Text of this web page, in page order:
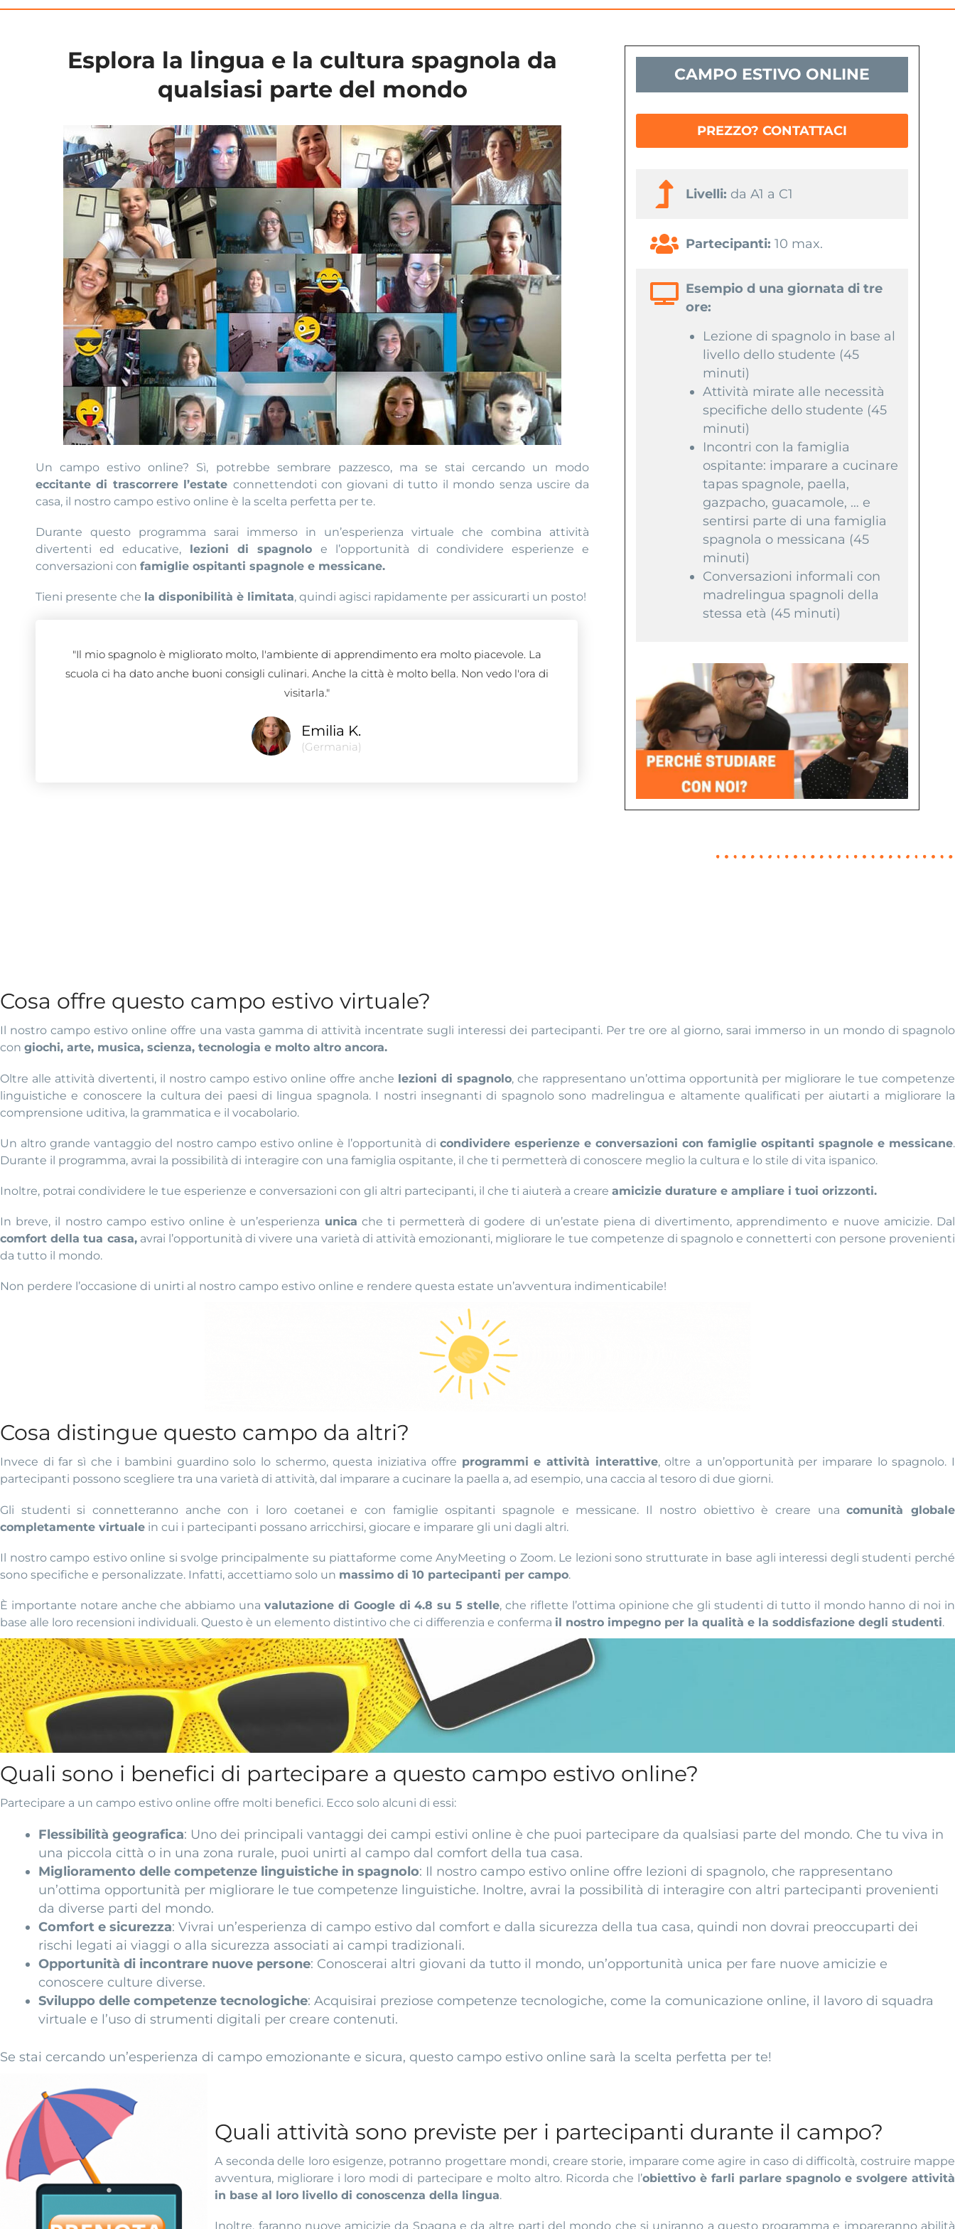
Esplora la lingua e la cultura spagnola da
qualsiasi parte del mondo
Un campo estivo online? Sì, potrebbe sembrare pazzesco, ma se stai cercando un modo
eccitante di trascorrere l’estate connettendoti con giovani di tutto il mondo senza uscire da
casa, il nostro campo estivo online è la scelta perfetta per te.
Durante questo programma sarai immerso in un’esperienza virtuale che combina attività
divertenti ed educative, lezioni di spagnoloe l’opportunità di condividere esperienze e
conversazioni con famiglie ospitanti spagnole e messicane.
Tieni presente che la disponibilità è limitata, quindi agisci rapidamente per assicurarti un posto!
"Il mio spagnolo è migliorato molto, l'ambiente di apprendimento era molto piacevole. La
scuola ci ha dato anche buoni consigli culinari. Anche la città è molto bella. Non vedo l'ora di
visitarla."
Emilia K.
(Germania)
CAMPO ESTIVO ONLINE
PREZZO? CONTATTACI
Livelli: da A1 a C1
Partecipanti: 10 max.
Esempio d una giornata di tre
ore:
Lezione di spagnolo in base al
livello dello studente (45
minuti)
Attività mirate alle necessità
specifiche dello studente (45
minuti)
Incontri con la famiglia
ospitante: imparare a cucinare
tapas spagnole, paella,
gazpacho, guacamole, … e
sentirsi parte di una famiglia
spagnola o messicana (45
minuti)
Conversazioni informali con
madrelingua spagnoli della
stessa età (45 minuti)
Cosa offre questo campo estivo virtuale?
Il nostro campo estivo online offre una vasta gamma di attività incentrate sugli interessi dei partecipanti. Per tre ore al giorno, sarai immerso in un mondo di spagnolo
con giochi, arte, musica, scienza, tecnologia e molto altro ancora.
Oltre alle attività divertenti, il nostro campo estivo online offre anche lezioni di spagnolo, che rappresentano un’ottima opportunità per migliorare le tue competenze
linguistiche e conoscere la cultura dei paesi di lingua spagnola. I nostri insegnanti di spagnolo sono madrelingua e altamente qualificati per aiutarti a migliorare la
comprensione uditiva, la grammatica e il vocabolario.
Un altro grande vantaggio del nostro campo estivo online è l’opportunità di condividere esperienze e conversazioni con famiglie ospitanti spagnole e messicane.
Durante il programma, avrai la possibilità di interagire con una famiglia ospitante, il che ti permetterà di conoscere meglio la cultura e lo stile di vita ispanico.
Inoltre, potrai condividere le tue esperienze e conversazioni con gli altri partecipanti, il che ti aiuterà a creare amicizie durature e ampliare i tuoi orizzonti.
In breve, il nostro campo estivo online è un’esperienza unica che ti permetterà di godere di un’estate piena di divertimento, apprendimento e nuove amicizie. Dal
comfort della tua casa,avrai l’opportunità di vivere una varietà di attività emozionanti, migliorare le tue competenze di spagnolo e connetterti con persone provenienti
da tutto il mondo.
Non perdere l’occasione di unirti al nostro campo estivo online e rendere questa estate un’avventura indimenticabile!
Cosa distingue questo campo da altri?
Invece di far sì che i bambini guardino solo lo schermo, questa iniziativa offre programmi e attività interattive, oltre a un’opportunità per imparare lo spagnolo. I
partecipanti possono scegliere tra una varietà di attività, dal imparare a cucinare la paella a, ad esempio, una caccia al tesoro di due giorni.
Gli studenti si connetteranno anche con i loro coetanei e con famiglie ospitanti spagnole e messicane. Il nostro obiettivo è creare unacomunità globale
completamente virtuale in cui i partecipanti possano arricchirsi, giocare e imparare gli uni dagli altri.
Il nostro campo estivo online si svolge principalmente su piattaforme come AnyMeeting o Zoom. Le lezioni sono strutturate in base agli interessi degli studenti perché
sono specifiche e personalizzate. Infatti, accettiamo solo un massimo di 10 partecipanti per campo.
È importante notare anche che abbiamo unavalutazione di Google di 4.8 su 5 stelle, che riflette l’ottima opinione che gli studenti di tutto il mondo hanno di noi in
base alle loro recensioni individuali. Questo è un elemento distintivo che ci differenzia e conferma il nostro impegno per la qualità e la soddisfazione degli studenti.
Quali sono i benefici di partecipare a questo campo estivo online?
Partecipare a un campo estivo online offre molti benefici. Ecco solo alcuni di essi:
Flessibilità geografica: Uno dei principali vantaggi dei campi estivi online è che puoi partecipare da qualsiasi parte del mondo. Che tu viva in
una piccola città o in una zona rurale, puoi unirti al campo dal comfort della tua casa.
Miglioramento delle competenze linguistiche in spagnolo: Il nostro campo estivo online offre lezioni di spagnolo, che rappresentano
un’ottima opportunità per migliorare le tue competenze linguistiche. Inoltre, avrai la possibilità di interagire con altri partecipanti provenienti
da diverse parti del mondo.
Comfort e sicurezza: Vivrai un’esperienza di campo estivo dal comfort e dalla sicurezza della tua casa, quindi non dovrai preoccuparti dei
rischi legati ai viaggi o alla sicurezza associati ai campi tradizionali.
Opportunità di incontrare nuove persone: Conoscerai altri giovani da tutto il mondo, un’opportunità unica per fare nuove amicizie e
conoscere culture diverse.
Sviluppo delle competenze tecnologiche: Acquisirai preziose competenze tecnologiche, come la comunicazione online, il lavoro di squadra
virtuale e l’uso di strumenti digitali per creare contenuti.
Se stai cercando un’esperienza di campo emozionante e sicura, questo campo estivo online sarà la scelta perfetta per te!
Quali attività sono previste per i partecipanti durante il campo?
A seconda delle loro esigenze, potranno progettare mondi, creare storie, imparare come agire in caso di difficoltà, costruire mappe
avventura, migliorare i loro modi di partecipare e molto altro. Ricorda che l’obiettivo è farli parlare spagnolo e svolgere attività
in base al loro livello di conoscenza della lingua.
Inoltre, faranno nuove amicizie da Spagna e da altre parti del mondo che si uniranno a questo programma e impareranno abilità